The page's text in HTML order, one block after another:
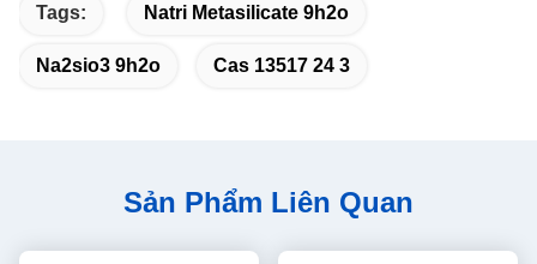
Tags: Natri Metasilicate 9h2o
Na2sio3 9h2o Cas 13517 24 3
Sản Phẩm Liên Quan